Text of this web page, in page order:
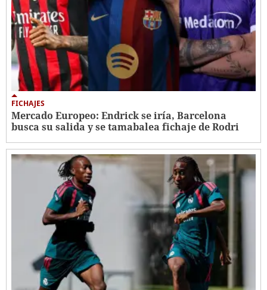
FICHAJES
Mercado Europeo: Endrick se iría, Barcelona
busca su salida y se tamabalea fichaje de Rodri